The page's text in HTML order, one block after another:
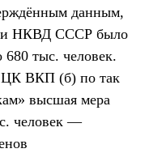
данным,
НКВД СССР было
680 тыс. человек.
ВКП (б) по так
высшая мера
человек —